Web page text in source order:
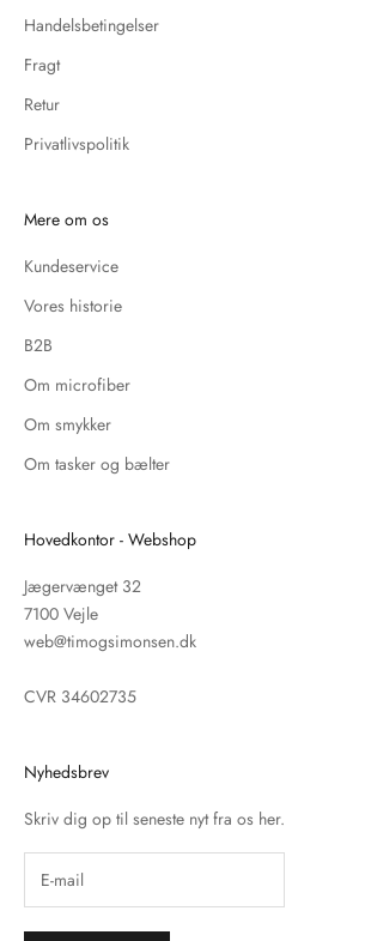
Handelsbetingelser
Fragt
Retur
Privatlivspolitik
Mere om os
Kundeservice
Vores historie
B2B
Om microfiber
Om smykker
Om tasker og bælter
Hovedkontor - Webshop
Jægervænget 32
7100 Vejle
web@timogsimonsen.dk
CVR 34602735
Nyhedsbrev
Skriv dig op til seneste nyt fra os her.